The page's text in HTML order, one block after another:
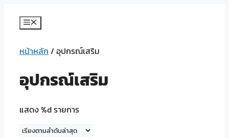
Menu
หน้าหลัก / อุปกรณ์เสริม
อุปกรณ์เสริม
แสดง %d รายการ